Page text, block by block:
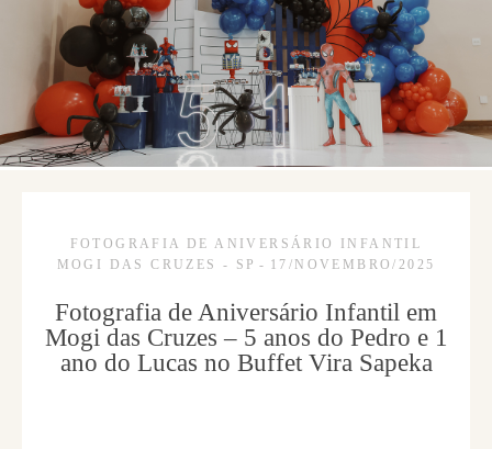
FOTOGRAFIA DE ANIVERSÁRIO INFANTIL
MOGI DAS CRUZES - SP
17/NOVEMBRO/2025
Fotografia de Aniversário Infantil em
Mogi das Cruzes – 5 anos do Pedro e 1
ano do Lucas no Buffet Vira Sapeka